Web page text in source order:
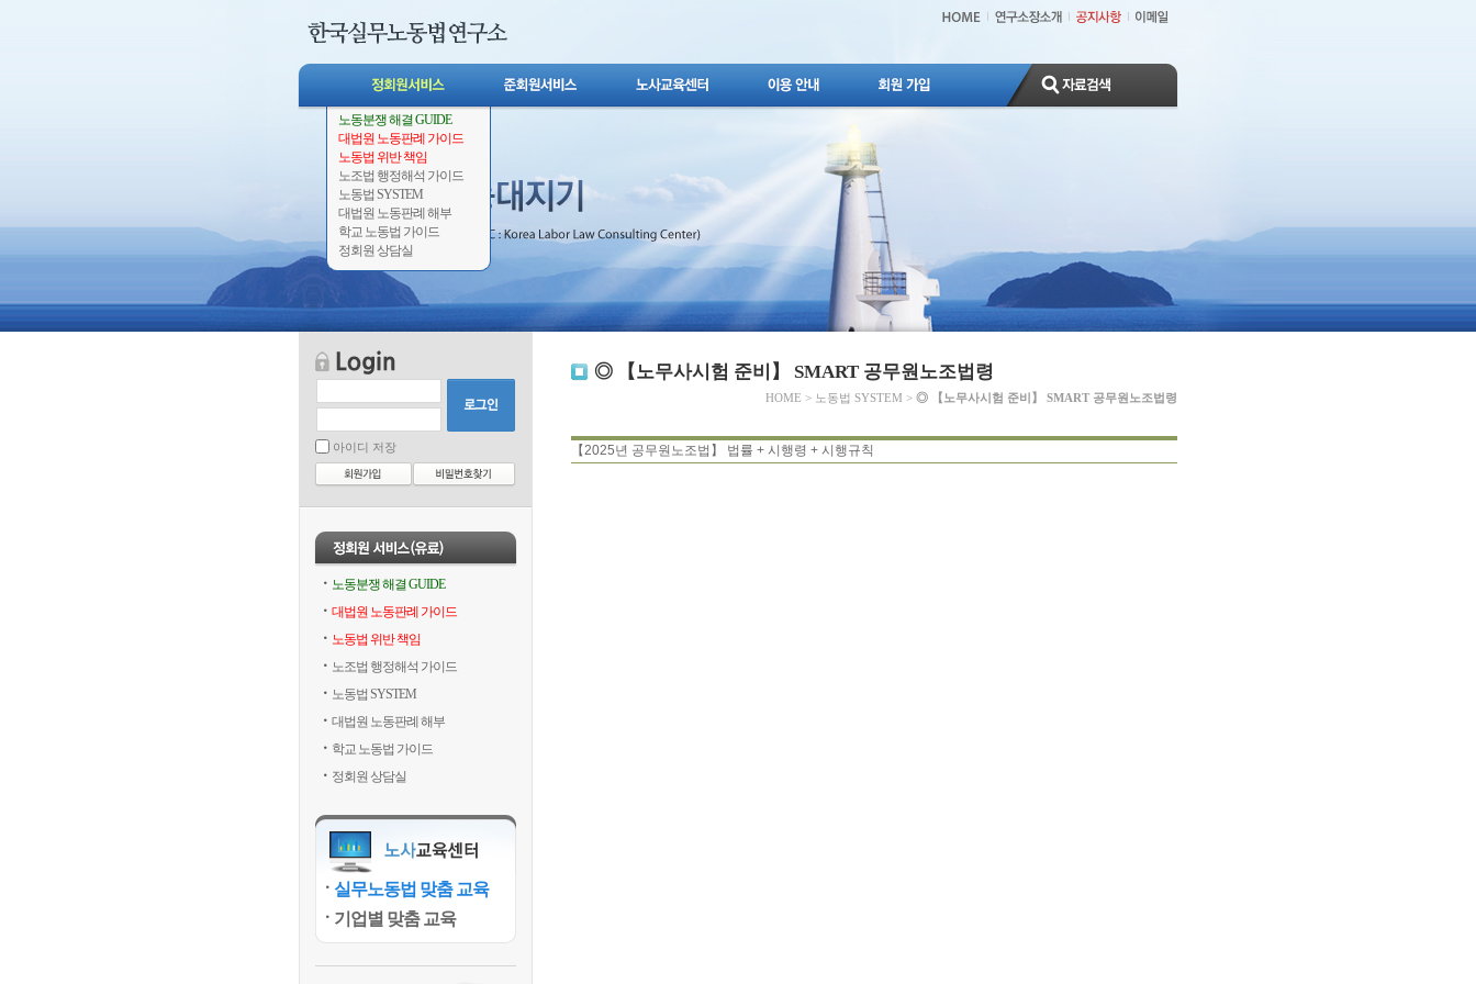
노동분쟁 해결 GUIDE
대법원 노동판례 가이드
노동법 위반 책임
노조법 행정해석 가이드
노동법 SYSTEM
대법원 노동판례 해부
학교 노동법 가이드
정회원 상담실
아이디 저장
노동분쟁 해결 GUIDE
대법원 노동판례 가이드
노동법 위반 책임
노조법 행정해석 가이드
노동법 SYSTEM
대법원 노동판례 해부
학교 노동법 가이드
정회원 상담실
실무노동법 맞춤 교육
기업별 맞춤 교육
◎ 【노무사시험 준비】 SMART 공무원노조법령
HOME > 노동법 SYSTEM > ◎ 【노무사시험 준비】 SMART 공무원노조법령
【2025년 공무원노조법】 법률 + 시행령 + 시행규칙